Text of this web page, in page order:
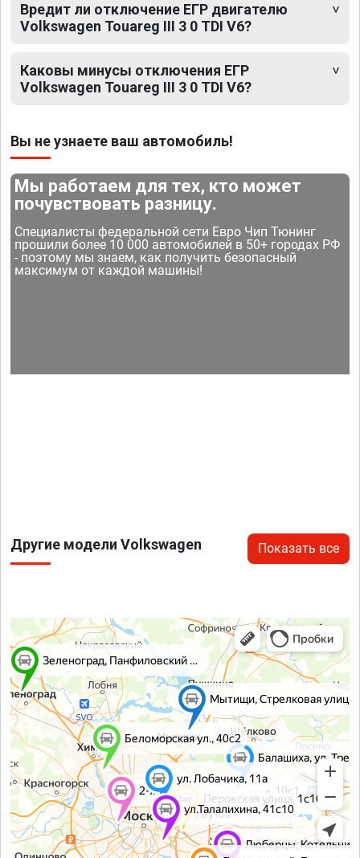
Вредит ли отключение ЕГР двигателю
Volkswagen Touareg III 3 0 TDI V6?
Каковы минусы отключения ЕГР
Volkswagen Touareg III 3 0 TDI V6?
Вы не узнаете ваш автомобиль!
Мы работаем для тех, кто может
почувствовать разницу.
Специалисты федеральной сети Евро Чип Тюнинг
прошили более 10 000 автомобилей в 50+ городах РФ
- поэтому мы знаем, как получить безопасный
максимум от каждой машины!
Другие модели Volkswagen Показать все